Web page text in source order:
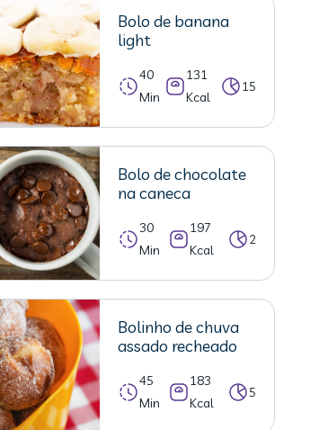
Bolo de banana
light
40
Min
131
Kcal
15
Bolo de chocolate
na caneca
30
Min
197
Kcal
2
Bolinho de chuva
assado recheado
45
Min
183
Kcal
5